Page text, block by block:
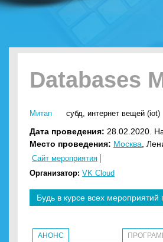
Databases
Митап субд, интернет вещей (iot)
Дата проведения: 28.02.2020.
Место проведения: Москва ,
Сайт мероприятия
Организатор: VK Cloud
Будь в курсе всех мероприятий
АНОНС